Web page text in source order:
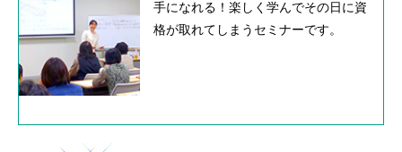
手になれる！楽しく学んでその日に資
格が取れてしまうセミナーです。